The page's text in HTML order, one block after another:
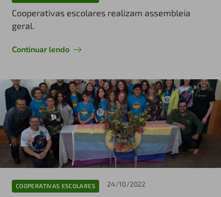
Cooperativas escolares realizam assembleia
geral.
Continuar lendo
COOPERATIVAS ESCOLARES 24/10/2022